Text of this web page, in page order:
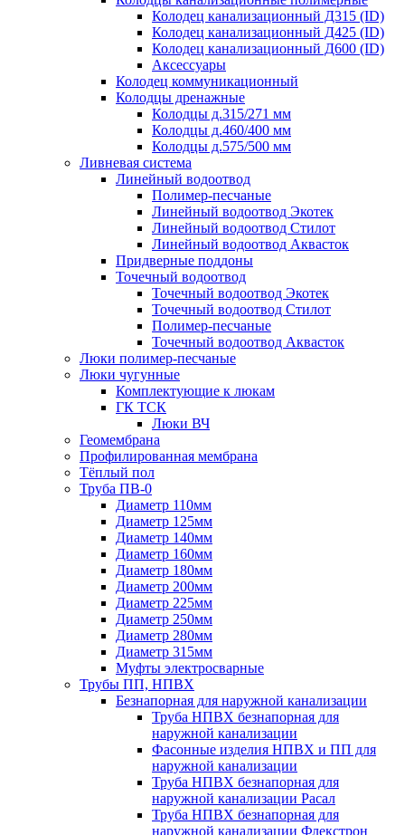
Колодец канализационный Д315 (ID)
Колодец канализационный Д425 (ID)
Колодец канализационный Д600 (ID)
Аксессуары
Колодец коммуникационный
Колодцы дренажные
Колодцы д.315/271 мм
Колодцы д.460/400 мм
Колодцы д.575/500 мм
Ливневая система
Линейный водоотвод
Полимер-песчаные
Линейный водоотвод Экотек
Линейный водоотвод Стилот
Линейный водоотвод Аквасток
Придверные поддоны
Точечный водоотвод
Точечный водоотвод Экотек
Точечный водоотвод Стилот
Полимер-песчаные
Точечный водоотвод Аквасток
Люки полимер-песчаные
Люки чугунные
Комплектующие к люкам
ГК ТСК
Люки ВЧ
Геомембрана
Профилированная мембрана
Тёплый пол
Труба ПВ-0
Диаметр 110мм
Диаметр 125мм
Диаметр 140мм
Диаметр 160мм
Диаметр 180мм
Диаметр 200мм
Диаметр 225мм
Диаметр 250мм
Диаметр 280мм
Диаметр 315мм
Муфты электросварные
Трубы ПП, НПВХ
Безнапорная для наружной канализации
Труба НПВХ безнапорная для
наружной канализации
Фасонные изделия НПВХ и ПП для
наружной канализации
Труба НПВХ безнапорная для
наружной канализации Расал
Труба НПВХ безнапорная для
наружной канализации Флекстрон